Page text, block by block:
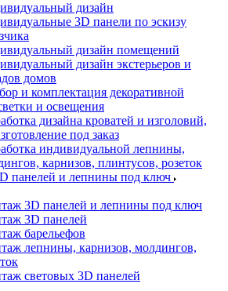
дизайн
3D панели по эскизу
дизайн помещений
дизайн экстерьеров и
домов
и комплектация декоративной
и освещения
дизайна кроватей и изголовий,
под заказ
индивидуальной лепнины,
карнизов, плинтусов, розеток
панелей и лепнины под ключ
3D панелей и лепнины под ключ
3D панелей
барельефов
лепнины, карнизов, молдингов,
световых 3D панелей